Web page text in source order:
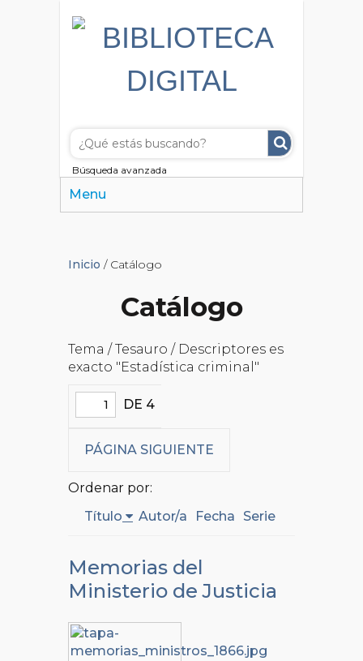
Búsqueda avanzada
Menu
Inicio / Catálogo
Catálogo
Tema / Tesauro / Descriptores es
exacto "Estadística criminal"
DE 4
PÁGINA SIGUIENTE
Ordenar por:
Título
Autor/a Fecha Serie
Memorias del
Ministerio de Justicia